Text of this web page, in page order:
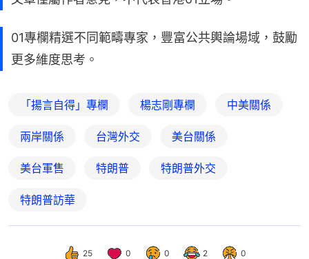
01專欄精選不同範疇專家，豐富公共輿論場域，鼓勵
更多維度思考。
「揚言自得」專欄 楊志剛專欄 中美關係
兩岸關係 台灣外交 美台關係
美台軍售 特朗普 特朗普外交
特朗普訪華
25 0 0 2 0